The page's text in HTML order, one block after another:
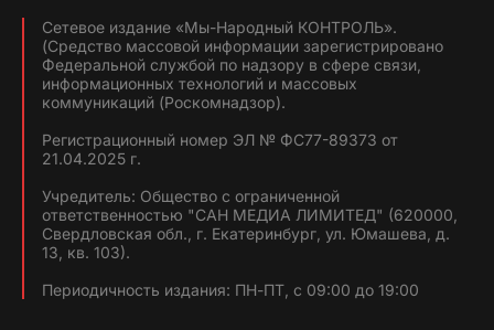
Сетевое издание «Мы-Народный КОНТРОЛЬ».
(Средство массовой информации зарегистрировано
Федеральной службой по надзору в сфере связи,
информационных технологий и массовых
коммуникаций (Роскомнадзор).
Регистрационный номер ЭЛ № ФС77-89373 от
21.04.2025 г.
Учредитель: Общество с ограниченной
ответственностью "САН МЕДИА ЛИМИТЕД" (620000,
Свердловская обл., г. Екатеринбург, ул. Юмашева, д.
13, кв. 103).
Периодичность издания: ПН-ПТ, с 09:00 до 19:00